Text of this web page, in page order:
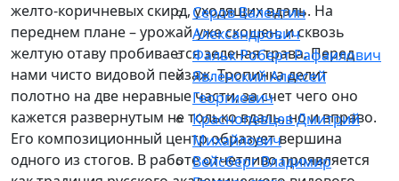
Серов Валентин
Александрович
Фальк Роберт Рафаилович
Явленский Алексей
Георгиевич
Краснопевцев Дмитрий
Михайлович
Вейсберг Владимир
желто-коричневых скирд, уходящих вдаль. На
переднем плане – урожай уже скошен, и сквозь
желтую отаву пробивается зеленая трава. Перед
нами чисто видовой пейзаж. Тропинка делит
полотно на две неравные части, за счет чего оно
кажется развернутым не только вдаль, но и вправо.
Его композиционный центр образует вершина
одного из стогов. В работе отчетливо проявляется